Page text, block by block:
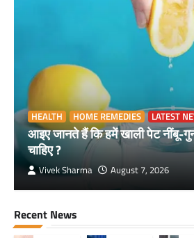
HEALTH HOME REMEDIES LATEST
आइए जानते हैं कि हमें खाली पेट नींबू-
चाहिए ?
Vivek Sharma August 7, 2026
Recent News